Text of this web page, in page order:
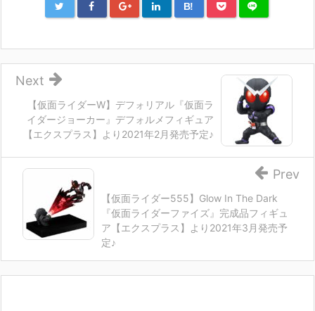
B!
【仮面ライダーW】デフォリアル『仮面ラ
イダージョーカー』デフォルメフィギュア
【エクスプラス】より2021年2月発売予定♪
Next
【仮面ライダー555】Glow In The Dark
『仮面ライダーファイズ』完成品フィギュ
ア【エクスプラス】より2021年3月発売予
定♪
Prev